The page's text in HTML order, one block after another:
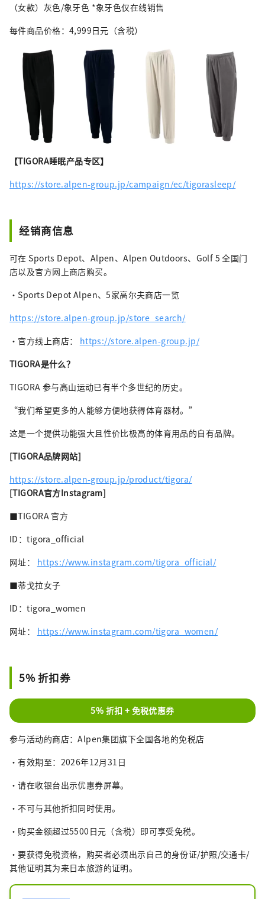
（女款）灰色/象牙色 *象牙色仅在线销售
每件商品价格：4,999日元（含税）
【TIGORA睡眠产品专区】
https://store.alpen-group.jp/campaign/ec/tigorasleep/
经销商信息
可在 Sports Depot、Alpen、Alpen Outdoors、Golf 5 全国门
店以及官方网上商店购买。
・Sports Depot Alpen、5家高尔夫商店一览
https://store.alpen-group.jp/store_search/
・官方线上商店： https://store.alpen-group.jp/
TIGORA是什么？
TIGORA 参与高山运动已有半个多世纪的历史。
“我们希望更多的人能够方便地获得体育器材。”
这是一个提供功能强大且性价比极高的体育用品的自有品牌。
[TIGORA品牌网站]
https://store.alpen-group.jp/product/tigora/
[TIGORA官方Instagram]
■TIGORA 官方
ID：tigora_official
网址： https://www.instagram.com/tigora_official/
■蒂戈拉女子
ID：tigora_women
网址： https://www.instagram.com/tigora_women/
5% 折扣券
5% 折扣 + 免税优惠券
参与活动的商店：Alpen集团旗下全国各地的免税店
・有效期至：2026年12月31日
・请在收银台出示优惠券屏幕。
・不可与其他折扣同时使用。
・购买金额超过5500日元（含税）即可享受免税。
・要获得免税资格，购买者必须出示自己的身份证/护照/交通卡/
其他证明其为来日本旅游的证明。